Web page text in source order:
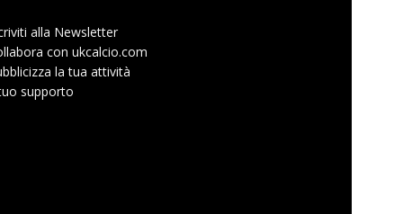
alla Newsletter
con ukcalcio.com
la tua attività
supporto